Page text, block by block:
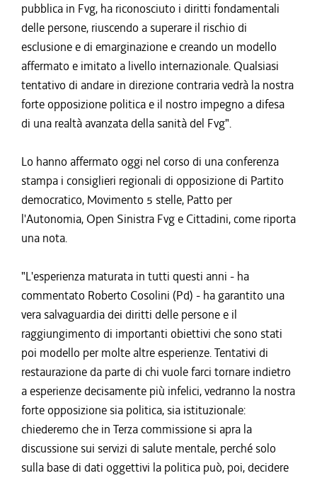
pubblica in Fvg, ha riconosciuto i diritti fondamentali
delle persone, riuscendo a superare il rischio di
esclusione e di emarginazione e creando un modello
affermato e imitato a livello internazionale. Qualsiasi
tentativo di andare in direzione contraria vedrà la nostra
forte opposizione politica e il nostro impegno a difesa
di una realtà avanzata della sanità del Fvg".
Lo hanno affermato oggi nel corso di una conferenza
stampa i consiglieri regionali di opposizione di Partito
democratico, Movimento 5 stelle, Patto per
l'Autonomia, Open Sinistra Fvg e Cittadini, come riporta
una nota.
"L'esperienza maturata in tutti questi anni - ha
commentato Roberto Cosolini (Pd) - ha garantito una
vera salvaguardia dei diritti delle persone e il
raggiungimento di importanti obiettivi che sono stati
poi modello per molte altre esperienze. Tentativi di
restaurazione da parte di chi vuole farci tornare indietro
a esperienze decisamente più infelici, vedranno la nostra
forte opposizione sia politica, sia istituzionale:
chiederemo che in Terza commissione si apra la
discussione sui servizi di salute mentale, perché solo
sulla base di dati oggettivi la politica può, poi, decidere